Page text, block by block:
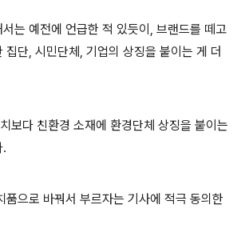
는 예전에 언급한 적 있듯이, 브랜드를 떼고
집단, 시민단체, 기업의 상징을 붙이는 게 더
보다 친환경 소재에 환경단체 상징을 붙이는
.
품으로 바꿔서 부르자는 기사에 적극 동의한